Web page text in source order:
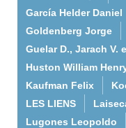
García Helder Daniel
Goldenberg Jorge
Guelar D., Jarach V.
Huston William
Kaufman Felix
LES LIENS
Lugones Leopoldo